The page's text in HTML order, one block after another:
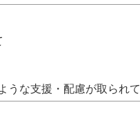
な支援・配慮が取られ